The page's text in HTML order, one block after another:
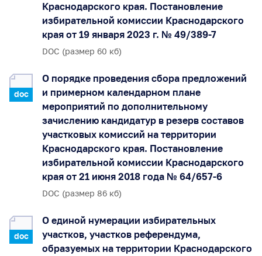
Краснодарского края. Постановление
избирательной комиссии Краснодарского
края от 19 января 2023 г. № 49/389-7
DOC (размер 60 кб)
doc
О порядке проведения сбора предложений
и примерном календарном плане
мероприятий по дополнительному
зачислению кандидатур в резерв составов
участковых комиссий на территории
Краснодарского края. Постановление
избирательной комиссии Краснодарского
края от 21 июня 2018 года № 64/657-6
DOC (размер 86 кб)
doc
О единой нумерации избирательных
участков, участков референдума,
образуемых на территории Краснодарского